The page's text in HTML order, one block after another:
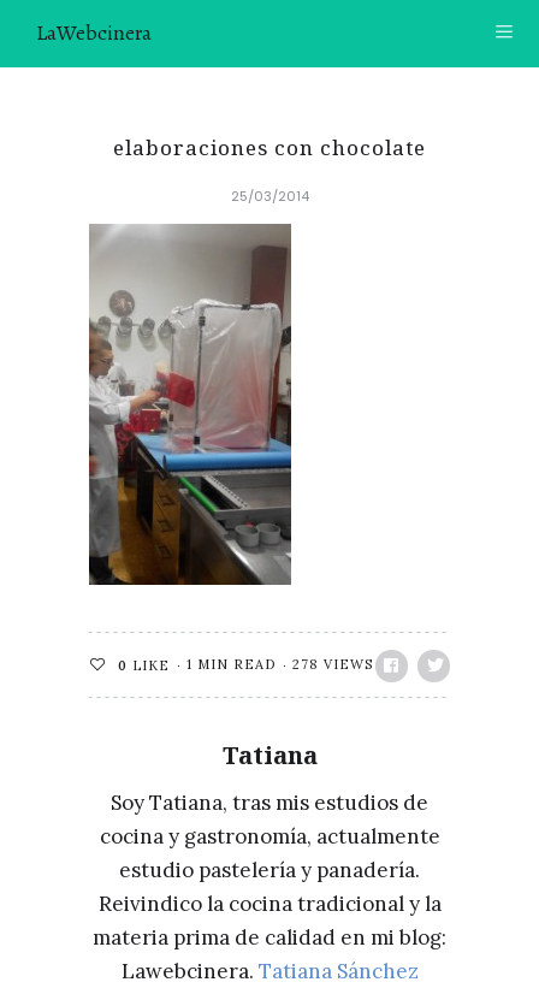
LaWebcinera
CONTACTO
¿TE GUSTARÍA UNIRTE A NUESTRA AVENTURA GASTRON
ÓMICA?
ÚNETE A LA NEWSLETTER
RECOMENDACIONES
elaboraciones con chocolate
25/03/2014
0 LIKE 1 MIN READ 278 VIEWS
Tatiana
Soy Tatiana, tras mis estudios de
cocina y gastronomía, actualmente
estudio pastelería y panadería.
Reivindico la cocina tradicional y la
materia prima de calidad en mi blog:
Lawebcinera. Tatiana Sánchez